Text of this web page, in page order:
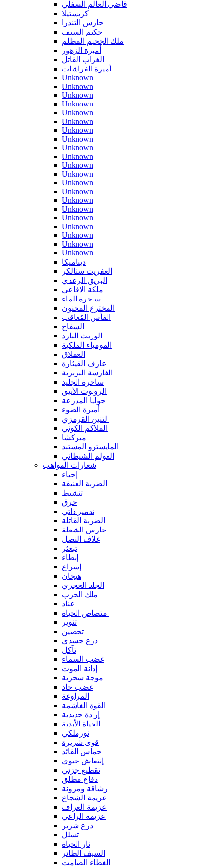
قاضي العالم السفلي
كريستيلا
حارس التندرا
حكيم السيف
ملك الجحيم المظلم
أميرة الزهور
الغراب القاتل
أميرة الفراشات
Unknown
Unknown
Unknown
Unknown
Unknown
Unknown
Unknown
Unknown
Unknown
Unknown
Unknown
Unknown
Unknown
Unknown
Unknown
Unknown
Unknown
Unknown
Unknown
Unknown
Unknown
ديناميكا
العفريت ستالكر
البريق الرعدي
ملكة الافاعى
ساحرة الماء
المخترع المجنون
الفأس المُعاقب
السفاح
الوريث البارد
المومياء الملكية
العملاق
عازف القيثارة
الفارسة البربرية
ساحرة الجليد
الروبوت الأنيق
جوليا المدرعة
أميرة الضوء
التنين القرمزي
الملاكم الكوني
ميركشا
المايسترو المستبد
الغولم الشيطاني
شعارات المواهب
إحياء
الضربة العنيفة
تنشيط
حرق
تدمير ذاتي
الضربة القاتلة
حارس الشعلة
غلاف النصل
تبعثر
إبطاء
إسراع
هيجان
الجلد الحجري
ملك الحرب
عناد
امتصاص الحياة
تنوير
تحصين
درع جسدي
تآكل
غضب السماء
إدانة الموت
موجة سحرية
غضب حاد
المراوغة
القوة الغاشمة
إرادة حديدية
الحياة الأبدية
نورملكي
قوى شريرة
حماس القائد
إنتعاش حيوي
تقطيع جزئي
دفاع مطلق
رشاقة ومرونة
عزيمة الشجاع
عزيمة العراف
عزيمة الراعي
درع شرير
تسلل
نار الحياة
السيف الطائر
الغطاء الصامت